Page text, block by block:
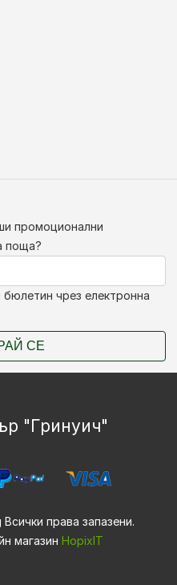
промоционални
поща?
чрез електронна
СЕ
"Гринуич"
права запазени.
магазин HopixIT